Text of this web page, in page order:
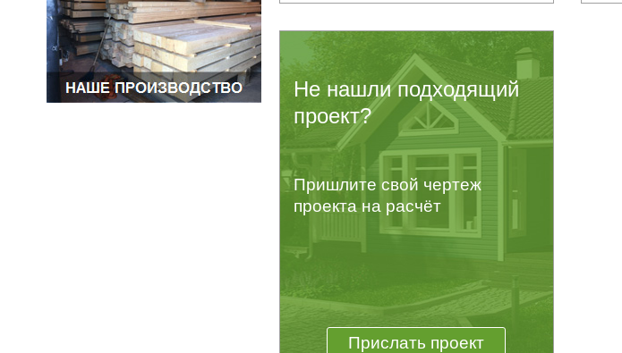
Не нашли подходящий
проект?
Пришлите свой чертеж
проекта на расчёт
Прислать проект